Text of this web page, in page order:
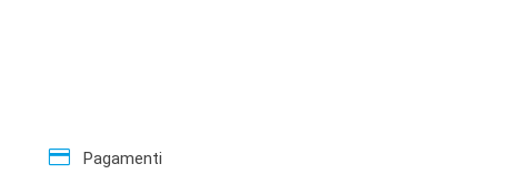
credit_card Pagamenti